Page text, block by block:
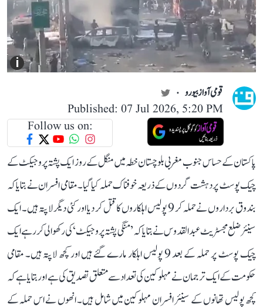
i
قومی آواز بیورو
Published: 07 Jul 2026, 5:20 PM
Follow us on:
پاکستان کے حساس جنوب مغربی بلوچستان خطہ میں منگل کے روز ایک پشتہ پروجیکٹ کے
چیک پوسٹ پر دہشت گردوں کے ذریعہ خوفناک حملہ کیا گیا۔ مقامی افسران نے بتایا کہ
بندوق برداروں نے حملہ کر 9 پولیس اہلکاروں کا قتل کر دیا اور کئی دیگر لاپتہ ہیں۔ ایک
سینئر ضلع مجسٹریٹ عبدالقدوس نے بتایا کہ ’منگی پشتہ پروجیکٹ‘ کی رکھوالی کر رہے ایک
چیک پوسٹ پر حملہ کے بعد 9 پولیس اہلکار مارے گئے ہیں اور کچھ لاپتہ ہیں۔ مقامی
حکومت کے ایک ترجمان نے مہلوکین کی تعداد سے متعلق تصدیق کی ہے اور بتایا ہے کہ
کچھ پولیس تھانوں کے سینئر افسران مہلوکین میں شامل ہیں۔ انھوں نے اس حملہ کے